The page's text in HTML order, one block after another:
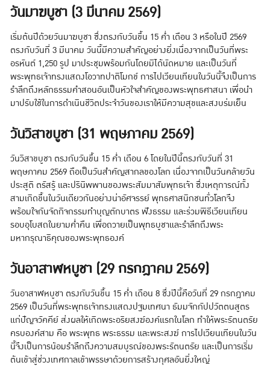
วันมาฆบูชา (3 มีนาคม 2569)
เริ่มต้นปีด้วยวันมาฆบูชา ซึ่งตรงกับวันขึ้น 15 ค่ำ เดือน 3 หรือในปี 2569
ตรงกับวันที่ 3 มีนาคม วันนี้มีความสำคัญอย่างยิ่งเนื่องจากเป็นวันที่พระ
อรหันต์ 1,250 รูป มาประชุมพร้อมกันโดยมิได้นัดหมาย และเป็นวันที่
พระพุทธเจ้าทรงแสดงโอวาทปาติโมกข์ การไปเวียนเทียนในวันนี้จึงเป็นการ
รำลึกถึงหลักธรรมคำสอนอันเป็นหัวใจสำคัญของพระพุทธศาสนา เพื่อนำ
มาปรับใช้ในการดำเนินชีวิตประจำวันของเราให้มีความสุขและสงบร่มเย็น
วันวิสาขบูชา (31 พฤษภาคม 2569)
วันวิสาขบูชา ตรงกับวันขึ้น 15 ค่ำ เดือน 6 โดยในปีนี้ตรงกับวันที่ 31
พฤษภาคม 2569 ถือเป็นวันสำคัญสากลของโลก เนื่องจากเป็นวันคล้ายวัน
ประสูติ ตรัสรู้ และปรินิพพานของพระสัมมาสัมพุทธเจ้า ซึ่งเหตุการณ์ทั้ง
สามเกิดขึ้นในวันเดียวกันอย่างน่าอัศจรรย์ พุทธศาสนิกชนทั่วโลกจึง
พร้อมใจกันจัดกิจกรรมทำบุญตักบาตร ฟังธรรม และร่วมพิธีเวียนเทียน
รอบอุโบสถในยามค่ำคืน เพื่อถวายเป็นพุทธบูชาและรำลึกถึงพระ
มหากรุณาธิคุณของพระพุทธองค์
วันอาสาฬหบูชา (29 กรกฎาคม 2569)
วันอาสาฬหบูชา ตรงกับวันขึ้น 15 ค่ำ เดือน 8 ซึ่งปีนี้คือวันที่ 29 กรกฎาคม
2569 เป็นวันที่พระพุทธเจ้าทรงแสดงปฐมเทศนา ธัมมจักกัปปวัตตนสูตร
แก่ปัญจวัคคีย์ ส่งผลให้เกิดพระอริยสงฆ์องค์แรกในโลก ทำให้พระรัตนตรัย
ครบองค์สาม คือ พระพุทธ พระธรรม และพระสงฆ์ การไปเวียนเทียนในวัน
นี้จึงเป็นการน้อมรำลึกถึงความสมบูรณ์ของพระรัตนตรัย และเป็นการเริ่ม
ต้นเข้าสู่ช่วงเทศกาลเข้าพรรษาด้วยการสร้างกุศลอันยิ่งใหญ่